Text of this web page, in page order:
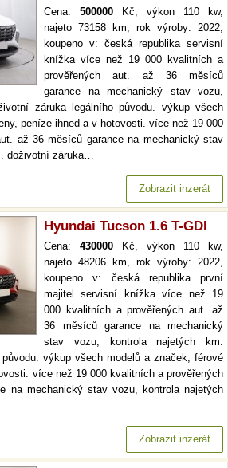
Cena: 500000 Kč, výkon 110 kw,
najeto 73158 km, rok výroby: 2022,
koupeno v: česká republika servisní
knížka více než 19 000 kvalitních a
prověřených aut. až 36 měsíců
garance na mechanický stav vozu,
záruka legálního původu. výkup všech
peníze ihned a v hotovosti. více než 19 000
až 36 měsíců garance na mechanický stav
doživotní záruka…
Zobrazit inzerát
Hyundai Tucson 1.6 T-GDI
Cena: 430000 Kč, výkon 110 kw,
najeto 48206 km, rok výroby: 2022,
koupeno v: česká republika první
majitel servisní knížka více než 19
000 kvalitních a prověřených aut. až
36 měsíců garance na mechanický
stav vozu, kontrola najetých km.
výkup všech modelů a značek, férové
více než 19 000 kvalitních a prověřených
na mechanický stav vozu, kontrola najetých
Zobrazit inzerát